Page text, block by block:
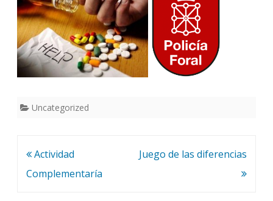
Uncategorized
Navegación
de
Actividad
Complementaría
Juego de las diferencias